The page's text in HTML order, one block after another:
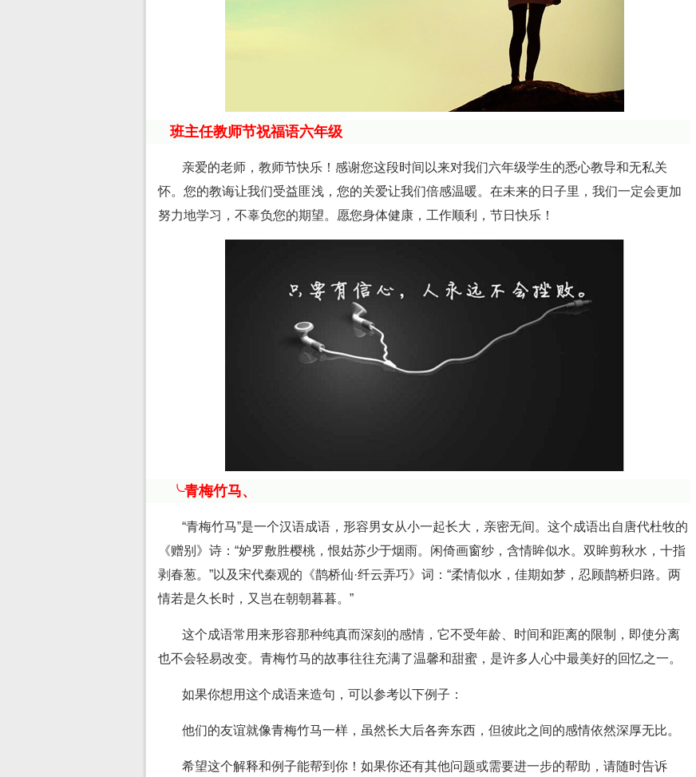
班主任教师节祝福语六年级
亲爱的老师，教师节快乐！感谢您这段时间以来对我们六年级学生的悉心教导和无私关
怀。您的教诲让我们受益匪浅，您的关爱让我们倍感温暖。在未来的日子里，我们一定会更加
努力地学习，不辜负您的期望。愿您身体健康，工作顺利，节日快乐！
╰青梅竹马、
“青梅竹马”是一个汉语成语，形容男女从小一起长大，亲密无间。这个成语出自唐代杜牧的
《赠别》诗：“妒罗敷胜樱桃，恨姑苏少于烟雨。闲倚画窗纱，含情眸似水。双眸剪秋水，十指
剥春葱。”以及宋代秦观的《鹊桥仙·纤云弄巧》词：“柔情似水，佳期如梦，忍顾鹊桥归路。两
情若是久长时，又岂在朝朝暮暮。”
这个成语常用来形容那种纯真而深刻的感情，它不受年龄、时间和距离的限制，即使分离
也不会轻易改变。青梅竹马的故事往往充满了温馨和甜蜜，是许多人心中最美好的回忆之一。
如果你想用这个成语来造句，可以参考以下例子：
他们的友谊就像青梅竹马一样，虽然长大后各奔东西，但彼此之间的感情依然深厚无比。
希望这个解释和例子能帮到你！如果你还有其他问题或需要进一步的帮助，请随时告诉